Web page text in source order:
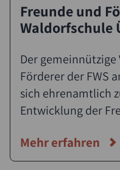
Freunde und
Waldorfschule
Der gemeinnützige
Förderer der FWS
sich ehrenamtlich
Entwicklung der
Freunden der
gemeinnützige
Mehr erfahren